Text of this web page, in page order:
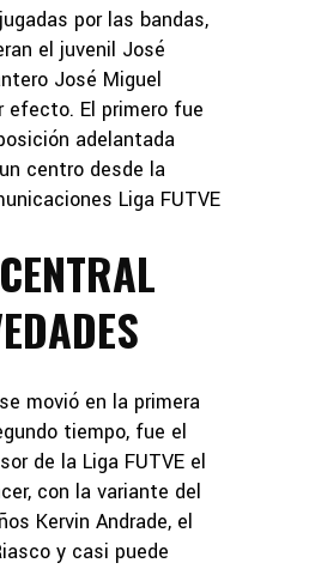
por las bandas,
el juvenil José
José Miguel
efecto. El primero fue
adelantada
centro desde la
Liga FUTVE
movió en la primera
tiempo, fue el
de la Liga FUTVE el
con la variante del
Kervin Andrade, el
y casi puede